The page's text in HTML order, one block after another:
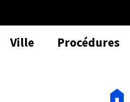
Ville Procédures